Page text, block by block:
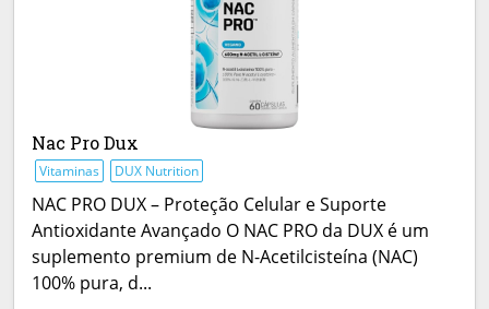
Nac Pro Dux
Vitaminas DUX Nutrition
NAC PRO DUX – Proteção Celular e Suporte
Antioxidante Avançado O NAC PRO da DUX é um
suplemento premium de N-Acetilcisteína (NAC)
100% pura, d...